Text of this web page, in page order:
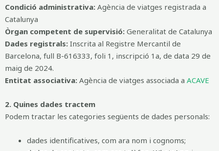
Condició administrativa: Agència de viatges registrada a
Catalunya
Òrgan competent de supervisió: Generalitat de Catalunya
Dades registrals: Inscrita al Registre Mercantil de
Barcelona, full B-616333, foli 1, inscripció 1a, de data 29 de
maig de 2024.
Entitat associativa: Agència de viatges associada a ACAVE
2. Quines dades tractem
Podem tractar les categories següents de dades personals:
dades identificatives, com ara nom i cognoms;